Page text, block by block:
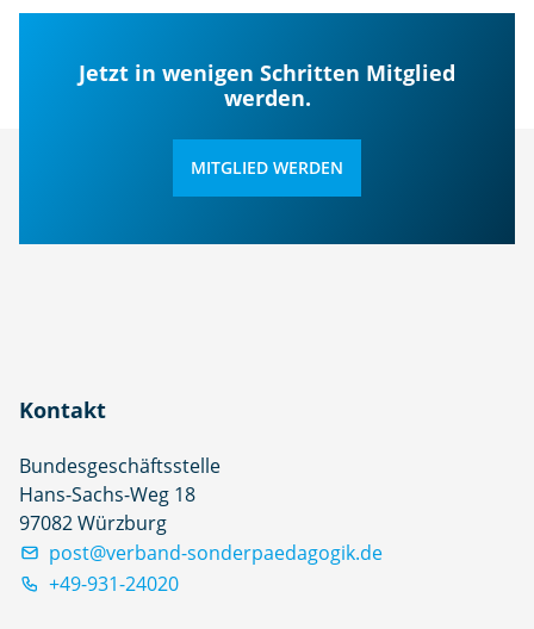
Jetzt in wenigen Schritten Mitglied
werden.
MITGLIED WERDEN
Kontakt
Bundesgeschäftsstelle
Hans-Sachs-Weg 18
97082 Würzburg
post@verband-sonderpaedagogik.de
+49-931-24020